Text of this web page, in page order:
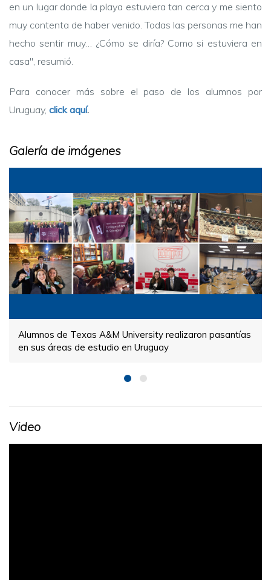
en un lugar donde la playa estuviera tan cerca y me siento
muy contenta de haber venido. Todas las personas me han
hecho sentir muy… ¿Cómo se diría? Como si estuviera en
casa", resumió.
Para conocer más sobre el paso de los alumnos por
Uruguay, click aquí.
Galería de imágenes
Alumnos de Texas A&M University realizaron pasantías
en sus áreas de estudio en Uruguay
Video